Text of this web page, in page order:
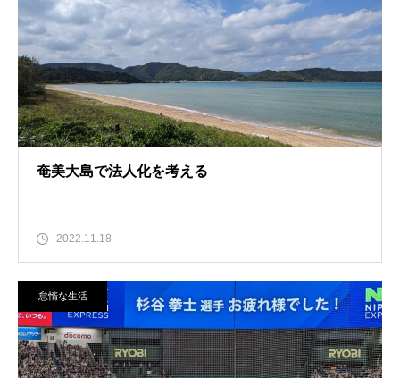
奄美大島で法人化を考える
2022.11.18
怠惰な生活